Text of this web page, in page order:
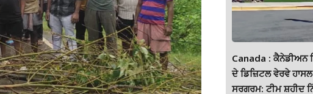
Canada : ਕੈਨੇਡੀਅਨ
ਦੇ ਡਿਜ਼ਿਟਲ ਵੇਰਵੇ
ਸਰਗਰਮ: ਟੀਮ ਸ਼ਹੀਦ